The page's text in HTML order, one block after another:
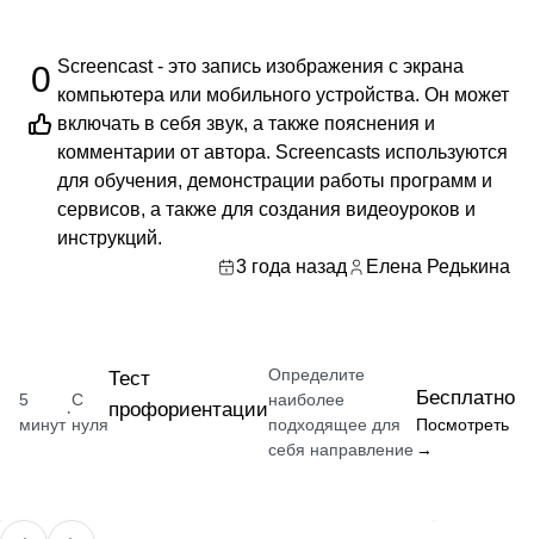
0 Screencast - это запись изображения с экрана
компьютера или мобильного устройства. Он может
включать в себя звук, а также пояснения и
комментарии от автора. Screencasts используются
для обучения, демонстрации работы программ и
сервисов, а также для создания видеоуроков и
инструкций.
3 года назад
Елена Редькина
5
минут
·
С
нуля
Тест
профориентации
Определите
наиболее
подходящее для
себя направление
Бесплатно
Посмотреть
→